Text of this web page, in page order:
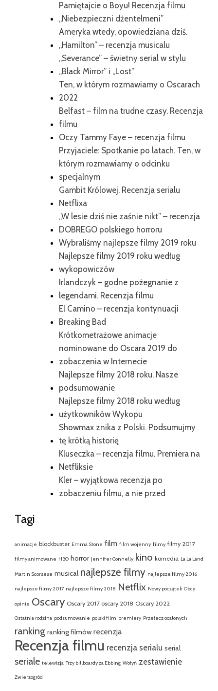
Pamiętajcie o Boyu! Recenzja filmu
„Niebezpieczni dżentelmeni”
Ameryka wtedy, opowiedziana dziś.
„Hamilton” – recenzja musicalu
„Severance” – świetny serial w stylu
„Black Mirror” i „Lost”
Ten, w którym rozmawiamy o Oscarach
2022
Belfast – film na trudne czasy. Recenzja
filmu
Oczy Tammy Faye – recenzja filmu
Przyjaciele: Spotkanie po latach. Ten, w
którym rozmawiamy o odcinku
specjalnym
Gambit Królowej. Recenzja serialu
Netflixa
„W lesie dziś nie zaśnie nikt” – recenzja
DOBREGO polskiego horroru
Wybraliśmy najlepsze filmy 2019 roku
Najlepsze filmy 2019 roku według
wykopowiczów
Irlandczyk – godne pożegnanie z
legendami. Recenzja filmu
El Camino – recenzja kontynuacji
Breaking Bad
Krótkometrażowe animacje
nominowane do Oscara 2019 do
zobaczenia w Internecie
Najlepsze filmy 2018 roku. Nasze
podsumowanie
Najlepsze filmy 2018 roku według
użytkowników Wykopu
Showmax znika z Polski. Podsumujmy
tę krótką historię
Kluseczka – recenzja filmu. Premiera na
Netfliksie
Kler – wyjątkowa recenzja po
zobaczeniu filmu, a nie przed
Tagi
animacje blockbuster Emma Stone film film wojenny filmy filmy 2017
filmy animowane HBO horror Jennifer Connelly kino komedia La La Land
Martin Scorsese musical najlepsze filmy najlepsze filmy 2016
najlepsze filmy 2017 najlepsze filmy 2018 Netflix Nowy początek Obcy
opinie Oscary Oscary 2017 oscary 2018 Oscary 2022
Ostatnia rodzina podsumowanie polski film premiery Przełecz ocalonych
ranking ranking filmów recenzja
Recenzja filmu recenzja serialu serial
seriale telewizja Trzy billboardy za Ebbing Wołyń zestawienie
Zwierzogród